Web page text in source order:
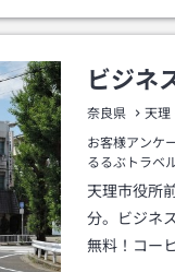
ビジネ
奈良県 天理
お客様アンケ
るるぶトラベ
天理市役所
分。ビジネ
無料！コー